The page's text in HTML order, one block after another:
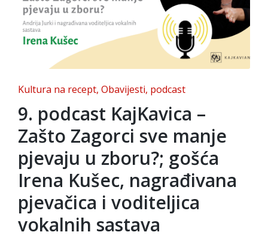
Posted
in
Kultura na recept Obavijesti podcast
9. podcast KajKavica –
Zašto Zagorci sve manje
pjevaju u zboru?; gošća
Irena Kušec, nagrađivana
pjevačica i voditeljica
vokalnih sastava